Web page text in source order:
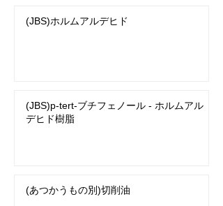
(JBS)ホルムアルデヒド
(JBS)p-tert-ブチフェノール - ホルムアル
デヒド樹脂
(あつかうもの別)切削油